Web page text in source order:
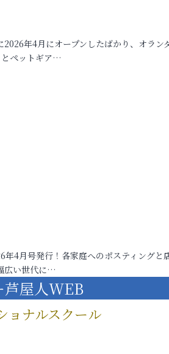
年4月にオープンしたばかり、オラン
ペットギア…
年4月号発行！各家庭へのポスティングと
広い世代に…
芦屋人WEB
ョナルスクール